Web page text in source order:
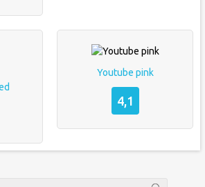
Youtube pink
4,1